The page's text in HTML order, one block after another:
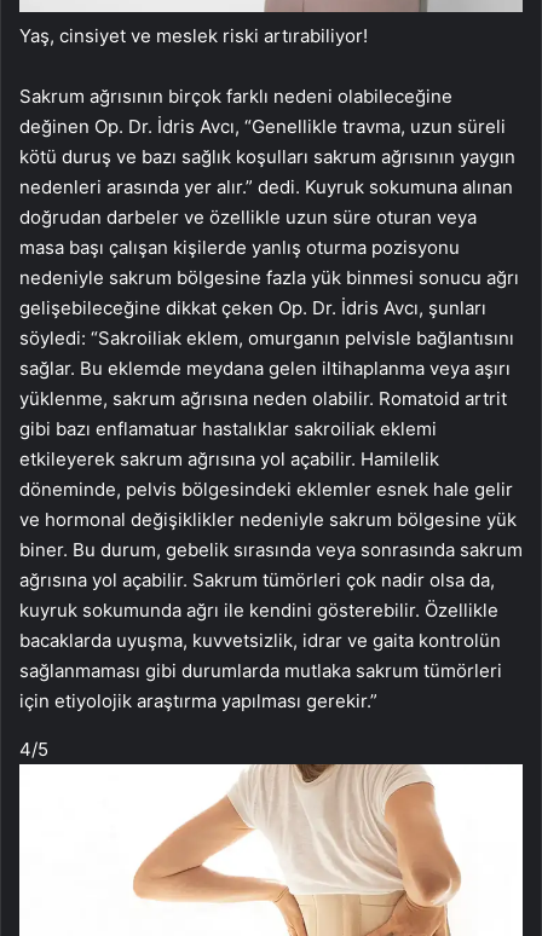
Yaş, cinsiyet ve meslek riski artırabiliyor!
Sakrum ağrısının birçok farklı nedeni olabileceğine
değinen Op. Dr. İdris Avcı, “Genellikle travma, uzun süreli
kötü duruş ve bazı sağlık koşulları sakrum ağrısının yaygın
nedenleri arasında yer alır.” dedi. Kuyruk sokumuna alınan
doğrudan darbeler ve özellikle uzun süre oturan veya
masa başı çalışan kişilerde yanlış oturma pozisyonu
nedeniyle sakrum bölgesine fazla yük binmesi sonucu ağrı
gelişebileceğine dikkat çeken Op. Dr. İdris Avcı, şunları
söyledi: “Sakroiliak eklem, omurganın pelvisle bağlantısını
sağlar. Bu eklemde meydana gelen iltihaplanma veya aşırı
yüklenme, sakrum ağrısına neden olabilir. Romatoid artrit
gibi bazı enflamatuar hastalıklar sakroiliak eklemi
etkileyerek sakrum ağrısına yol açabilir. Hamilelik
döneminde, pelvis bölgesindeki eklemler esnek hale gelir
ve hormonal değişiklikler nedeniyle sakrum bölgesine yük
biner. Bu durum, gebelik sırasında veya sonrasında sakrum
ağrısına yol açabilir. Sakrum tümörleri çok nadir olsa da,
kuyruk sokumunda ağrı ile kendini gösterebilir. Özellikle
bacaklarda uyuşma, kuvvetsizlik, idrar ve gaita kontrolün
sağlanmaması gibi durumlarda mutlaka sakrum tümörleri
için etiyolojik araştırma yapılması gerekir.”
4/5